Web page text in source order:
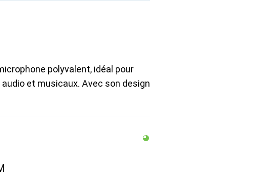
polyvalent, idéal pour
et musicaux. Avec son design